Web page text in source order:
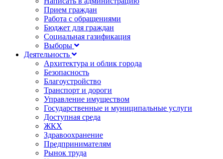
Прием граждан
Работа с обращениями
Бюджет для граждан
Социальная газификация
Выборы
Деятельность
Архитектура и облик города
Безопасность
Благоустройство
Транспорт и дороги
Управление имуществом
Государственные и муниципальные услуги
Доступная среда
ЖКХ
Здравоохранение
Предпринимателям
Рынок труда